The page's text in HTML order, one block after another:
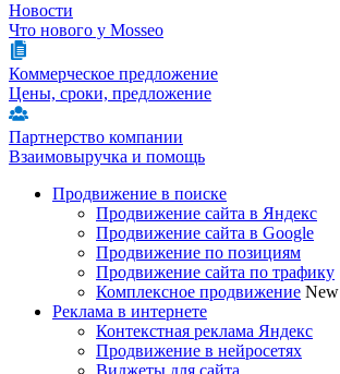
Новости
Что нового у Mosseo
Коммерческое предложение
Цены, сроки, предложение
Партнерство компании
Взаимовыручка и помощь
Продвижение в поиске
Продвижение сайта в Яндекс
Продвижение сайта в Google
Продвижение по позициям
Продвижение сайта по трафику
Комплексное продвижение New
Реклама в интернете
Контекстная реклама Яндекс
Продвижение в нейросетях
Виджеты для сайта